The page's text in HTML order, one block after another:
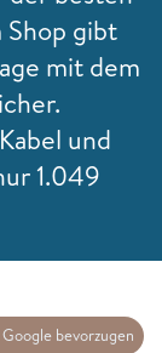
Shop gibt
mit dem
und
1.049
bevorzugen